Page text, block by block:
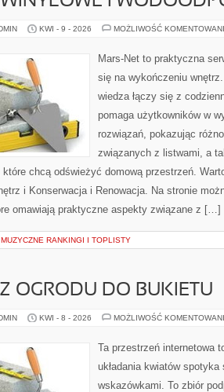
KWI - 9 - 2026 MOŻLIWOŚĆ
Mars-Net to praktyczna
się na wykończeniu
wiedza łączy się z
pomaga użytkowników w
rozwiązań, pokazując
związanych z listwami, a
chcą odświeżyć domową przestrzeń.
i Konserwacja i Renowacja. Na stronie
omawiają praktyczne aspekty związane z […]
MUZYCZNE RANKINGI I TOPLISTY
OGRODU DO BUKIETU
KWI - 8 - 2026 MOŻLIWOŚĆ
Ta przestrzeń internetowa
układania kwiatów
wskazówkami. To zbiór